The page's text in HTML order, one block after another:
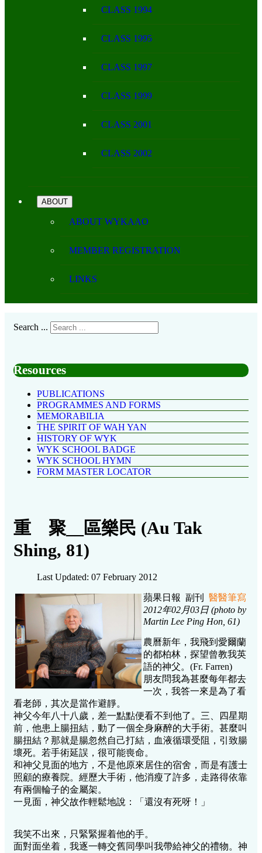
CLASS 1994
CLASS 1995
CLASS 1997
CLASS 1999
CLASS 2001
CLASS 2002
ABOUT
ABOUT WYKAAO
MEMBER REGISTRATION
LINKS
Search ...
Resources
PUBLICATIONS
PROGRAMMES AND FORMS
MEMORABILIA
THE SPIRIT OF WAH YAN
HISTORY OF WYK
WYK SCHOOL BADGE
WYK SCHOOL HYMN
FORM MASTER LOCATOR
重 聚__區樂民 (Au Tak
Shing, 81)
Last Updated: 07 February 2012
蘋果日報 副刊 醫醫筆寫
2012年02月03日 (photo by
Martin Lee Ping Hon, 61)
農曆新年，我飛到愛爾蘭
的都柏林，探望曾教我英
語的神父。(Fr. Farren)
朋友問我為甚麼每年都去
一次，我答一來是為了看
看老師，其次是當作避靜。
神父今年八十八歲，差一點點便看不到他了。三、四星期
前，他患上腸扭結，動了一個全身麻醉的大手術。甚麼叫
腸扭結？那就是腸忽然自己打結，血液循環受阻，引致腸
壞死。若手術延誤，很可能喪命。
和神父見面的地方，不是他原來居住的宿舍，而是有護士
照顧的療養院。經歷大手術，他消瘦了許多，走路得依靠
有兩個輪子的金屬架。
一見面，神父故作輕鬆地說：「還沒有死呀！」
我笑不出來，只緊緊握着他的手。
面對面坐着，我逐一轉交舊同學叫我帶給神父的禮物。神